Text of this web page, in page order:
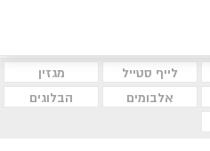
לייף סטייל
מגזין
אלבומים
הבלוגים